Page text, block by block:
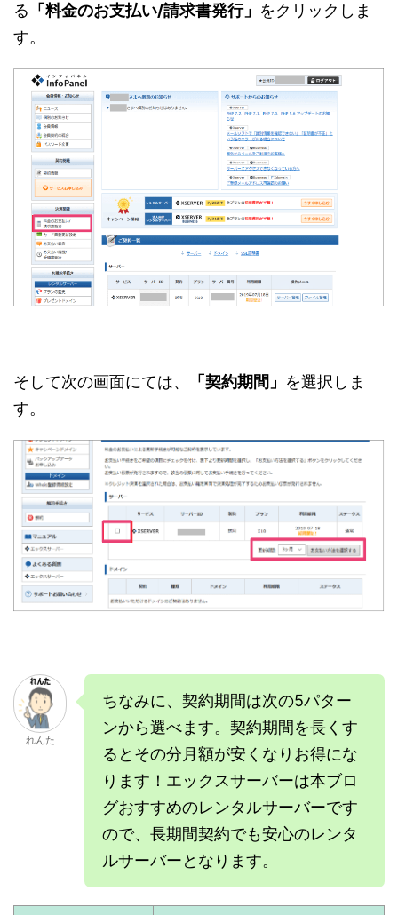
る 「料金のお支払い/請求書発行」 をクリックしま
す。
そして次の画面にては、 「契約期間」 を選択しま
す。
れんた
ちなみに、契約期間は次の5パター
ンから選べます。契約期間を長くす
るとその分月額が安くなりお得にな
ります！エックスサーバーは本ブロ
グおすすめのレンタルサーバーです
ので、長期間契約でも安心のレンタ
ルサーバーとなります。